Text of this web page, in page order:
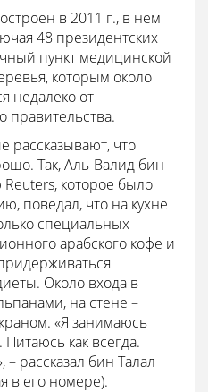
в 2011 г., в нем
48 президентских
пункт медицинской
которым около
недалеко от
правительства.
рассказывают, что
Так, Аль-Валид бин
которое было
поведал, что на кухне
специальных
арабского кофе и
Около входа в
на стене –
«Я занимаюсь
как всегда.
– рассказал бин Талал
в его номере).